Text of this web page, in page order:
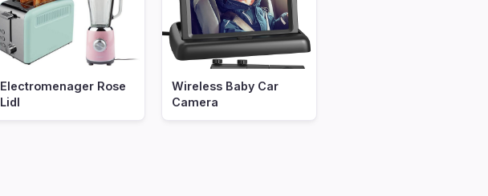
Electromenager Rose
Lidl
Wireless Baby Car
Camera